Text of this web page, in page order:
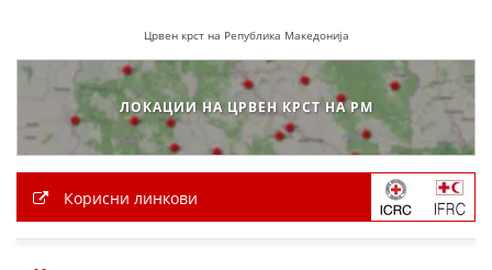
ПРИРАЧНИЦИ
Црвен крст на Република Македонија
ЛОКАЦИИ НА ЦРВЕН КРСТ НА РМ
Корисни линкови